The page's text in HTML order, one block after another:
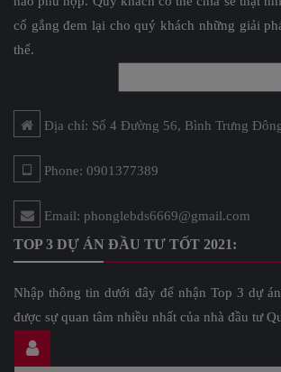
cố gắng đem lại cho quý khách những giải
thể.
Địa chỉ: Số 4 Đường 56, Bình Trưng
Phone: 0901377389
Email: phonglebds6669@gmail.com
TOP 3 DỰ ÁN ĐẦU TƯ TỐT 2021:
Nhập thông tin dưới đây để nhận Top 3 dự
được sự quan tâm nhiều nhất của nhà đầu tư